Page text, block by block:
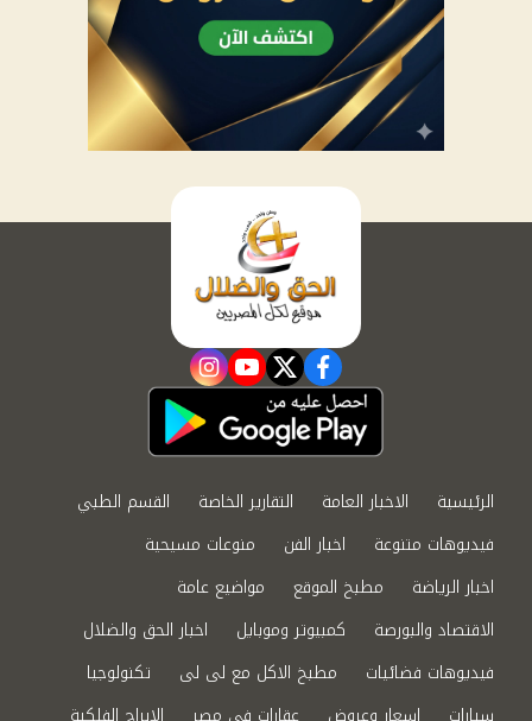
facebook
twitter
youtube
instagram
الرئيسية الاخبار العامة التقارير الخاصة
القسم الطبي
فيديوهات متنوعة
اخبار الفن
منوعات مسيحية
اخبار الرياضة
مطبخ الموقع
مواضيع عامة
الاقتصاد والبورصة
كمبيوتر وموبايل
اخبار الحق والضلال
فيديوهات فضائيات
مطبخ الاكل مع لى لى
تكنولوجيا